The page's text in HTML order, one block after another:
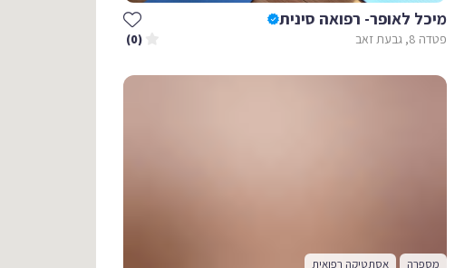
מיכל לאופר- רפואה סינית
פטדה 8, גבעת זאב (0)
מספרה אסתטיקה רפואית